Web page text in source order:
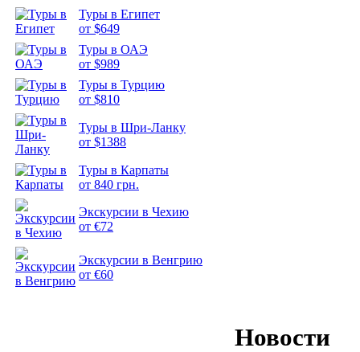
Туры в Египет
от $649
Туры в ОАЭ
от $989
Туры в Турцию
от $810
Туры в Шри-Ланку
от $1388
Туры в Карпаты
от 840 грн.
Экскурсии в Чехию
от €72
Экскурсии в Венгрию
от €60
Новости